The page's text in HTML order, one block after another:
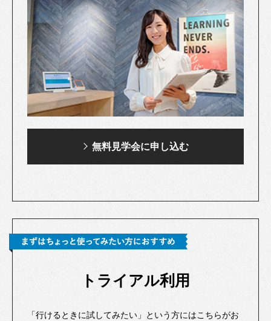
無料見学会に申し込む
トライアル利用
「行けるときに試してみたい」という方にはこちらがお